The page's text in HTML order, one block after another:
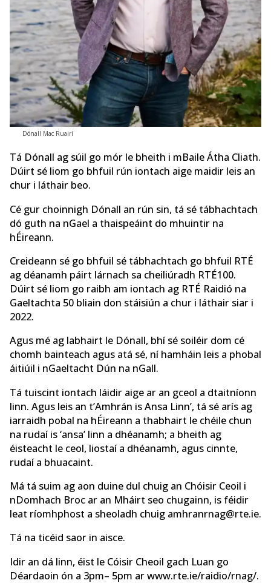
Dónall Mac Ruairí
Tá Dónall ag súil go mór le bheith i mBaile Átha Cliath.
Dúirt sé liom go bhfuil rún iontach aige maidir leis an
chur i láthair beo.
Cé gur choinnigh Dónall an rún sin, tá sé tábhachtach
dó guth na nGael a thaispeáint do mhuintir na
hÉireann.
Creideann sé go bhfuil sé tábhachtach go bhfuil RTÉ
ag déanamh páirt lárnach sa cheiliúradh RTÉ100.
Dúirt sé liom go raibh am iontach ag RTÉ Raidió na
Gaeltachta 50 bliain don stáisiún a chur i láthair siar i
2022.
Agus mé ag labhairt le Dónall, bhí sé soiléir dom cé
chomh bainteach agus atá sé, ní hamháin leis a phobal
áitiúil i nGaeltacht Dún na nGall.
Tá tuiscint iontach láidir aige ar an gceol a dtaitníonn
linn. Agus leis an t’Amhrán is Ansa Linn’, tá sé arís ag
iarraidh pobal na hÉireann a thabhairt le chéile chun
na rudaí is ‘ansa’ linn a dhéanamh; a bheith ag
éisteacht le ceol, liostaí a dhéanamh, agus cinnte,
rudaí a bhuacaint.
Má tá suim ag aon duine dul chuig an Chóisir Ceoil i
nDomhach Broc ar an Mháirt seo chugainn, is féidir
leat ríomhphost a sheoladh chuig amhranrnag@rte.ie.
Tá na ticéid saor in aisce.
Idir an dá linn, éist le Cóisir Cheoil gach Luan go
Déardaoin ón a 3pm– 5pm ar www.rte.ie/raidio/rnag/.